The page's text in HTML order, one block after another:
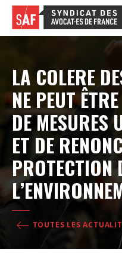
LA COLERE
NE PEUT
DE MESURES
ET DE
PROTECTION
TOUTES LES